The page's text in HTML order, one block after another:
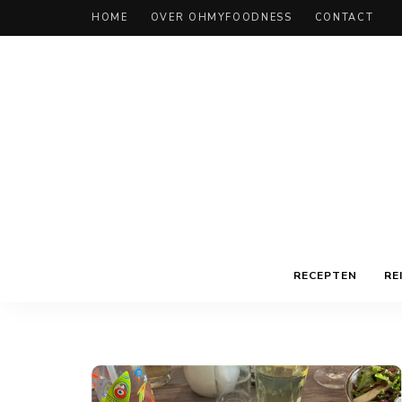
HOME OVER OHMYFOODNESS CONTACT
RECEPTEN